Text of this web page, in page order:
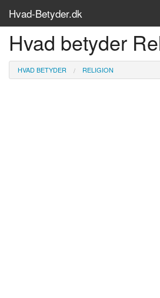
Hvad-Betyder.dk
Om siden
Søg...
Hvad betyder
HVAD BETYDER RELIGION